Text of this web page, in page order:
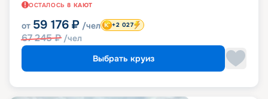
ОСТАЛОСЬ 8 КАЮТ
от 59 176 ₽ /чел
67 245₽ /чел
+2 027
Выбрать круиз